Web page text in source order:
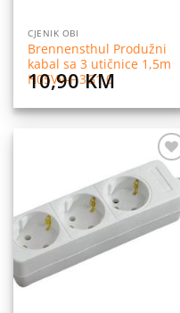
CJENIK OBI
Brennensthul Produžni
kabal sa 3 utičnice 1,5m
H05VV-F 3G1,0
10,90KM
Dodaj
na
listu
želja